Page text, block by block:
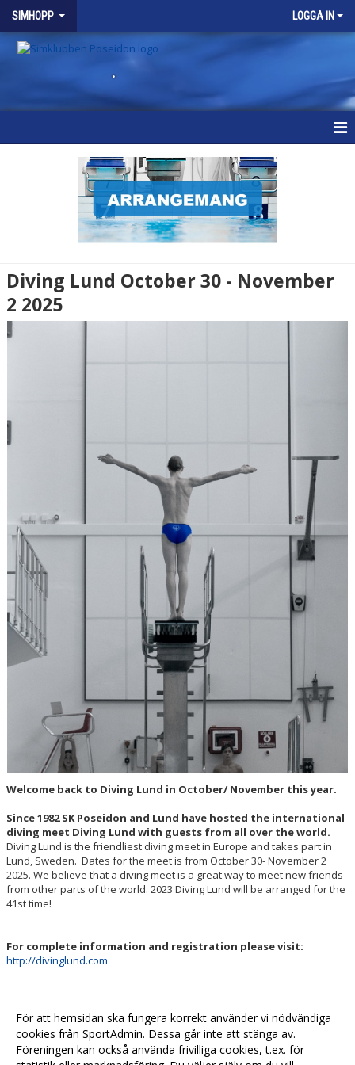
SIMHOPP LOGGA IN
.
VÅRA GRUPPER
KALENDER
KONTAKT
Diving Lund October 30 - November
2 2025
Welcome back to Diving Lund in October/ November this year.
Since 1982 SK Poseidon and Lund have hosted the international
diving meet Diving Lund with guests from all over the world.
Diving Lund is the friendliest diving meet in Europe and takes part in
Lund, Sweden. Dates for the meet is from October 30- November 2
2025. We believe that a diving meet is a great way to meet new friends
from other parts of the world. 2023 Diving Lund will be arranged for the
41st time!
For complete information and registration please visit:
http://divinglund.com
https://www.facebook.com/pg/divinglund
För att hemsidan ska fungera korrekt använder vi nödvändiga
cookies från SportAdmin. Dessa går inte att stänga av.
Föreningen kan också använda frivilliga cookies, t.ex. för